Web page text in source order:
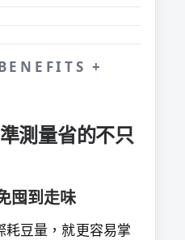
+
測量省的不只
囤到走味
耗豆量，就更容易掌